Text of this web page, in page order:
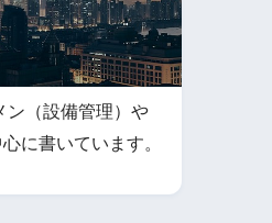
ン（設備管理）や
に書いています。